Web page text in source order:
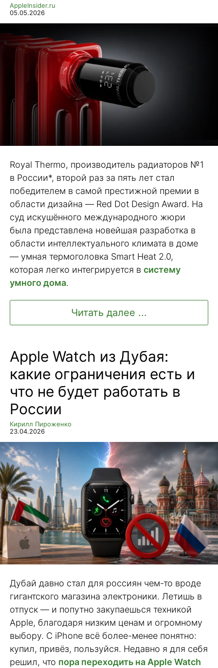
AppleInsider.ru
05.05.2026
Royal Thermo, производитель радиаторов №1
в России*, второй раз за пять лет стал
победителем в самой престижной премии в
области дизайна ― Red Dot Design Award. На
суд искушённого международного жюри
была представлена новейшая разработка в
области интеллектуального климата в доме
― умная термоголовка Smart Heat 2.0,
которая легко интегрируется в систему
умного дома.
Читать далее ...
Apple Watch из Дубая:
какие ограничения есть и
что не будет работать в
России
Кирилл Пироженко
23.04.2026
Дубай давно стал для россиян чем-то вроде
гигантского магазина электроники. Летишь в
отпуск — и попутно закупаешься техникой
Apple, благодаря низким ценам и огромному
выбору. С iPhone всё более-менее понятно:
купил, привёз, пользуйся. Недавно я для себя
решил, что пора переходить на Apple Watch